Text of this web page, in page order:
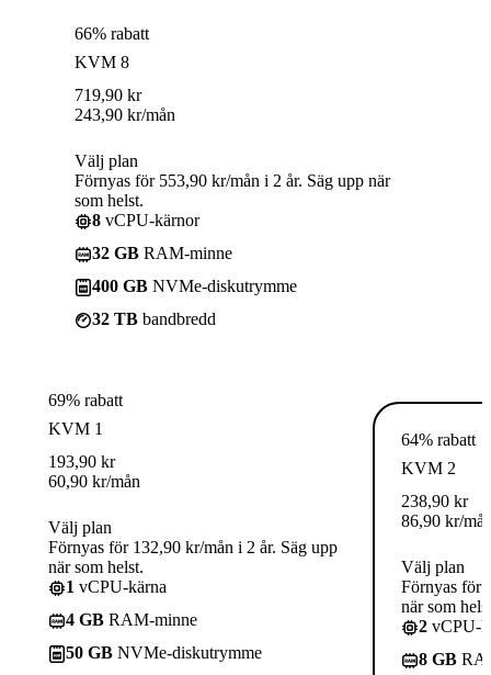
66% rabatt
KVM 8
719,90 kr
243,90 kr/mån
Välj plan
Förnyas för 553,90 kr/mån i 2 år. Säg upp när
som helst.
8 vCPU-kärnor
32 GB RAM-minne
400 GB NVMe-diskutrymme
32 TB bandbredd
69% rabatt
KVM 1
193,90 kr
60,90 kr/mån
Välj plan
Förnyas för 132,90 kr/mån i 2 år. Säg upp
när som helst.
1 vCPU-kärna
4 GB RAM-minne
50 GB NVMe-diskutrymme
64% rabatt
KVM 2
238,90 kr
86,90 kr/
Välj plan
Förnyas för
när som
2 vCPU-
8 GB